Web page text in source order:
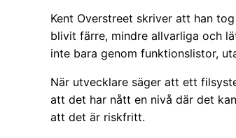
Kent Overstreet skriver att han
blivit färre, mindre allvarliga och
inte bara genom funktionslistor,
När utvecklare säger att ett
att det har nått en nivå där det
att det är riskfritt.